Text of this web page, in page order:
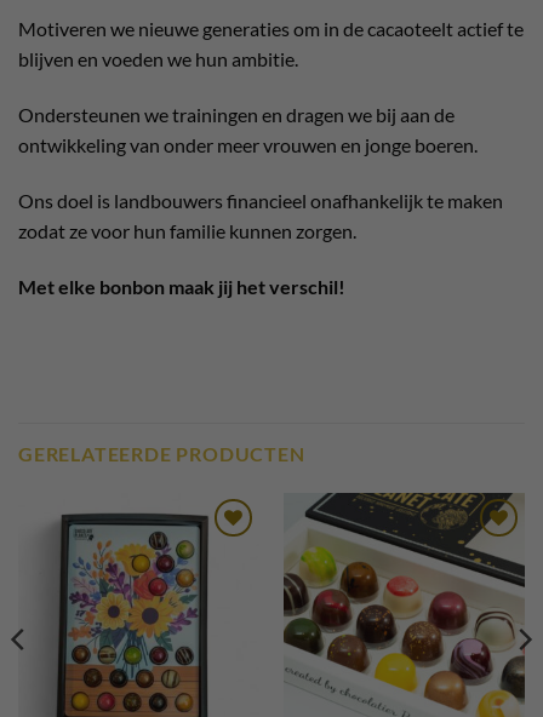
Motiveren we nieuwe generaties om in de cacaoteelt actief te
blijven en voeden we hun ambitie.
Ondersteunen we trainingen en dragen we bij aan de
ontwikkeling van onder meer vrouwen en jonge boeren.
Ons doel is landbouwers financieel onafhankelijk te maken
zodat ze voor hun familie kunnen zorgen.
Met elke bonbon maak jij het verschil!
GERELATEERDE PRODUCTEN
Toevoegen
verlanglijst
Toevoegen
aan
verlanglijst